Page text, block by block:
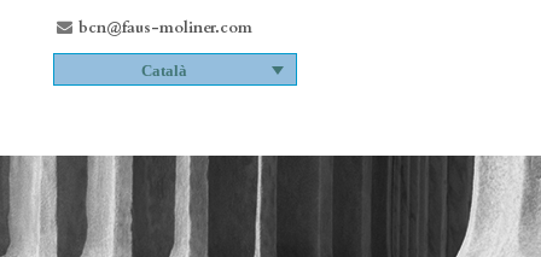
bcn@faus-moliner.com
Català